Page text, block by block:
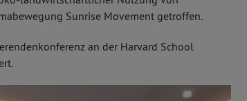
Sunrise Movement getroffen.
an der Harvard School